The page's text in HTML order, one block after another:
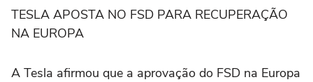
TESLA APOSTA NO FSD PARA RECUPERAÇÃO
NA EUROPA
A Tesla afirmou que a aprovação do FSD na Europa